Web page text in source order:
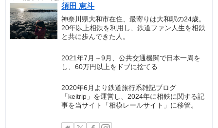
須田 恵斗
神奈川県大和市在住、最寄りは大和駅の24歳。
20年以上相鉄を利用し、鉄道ファン人生を相鉄
と共に歩んできた人。
2021年7月～9月、公共交通機関で日本一周を
し、60万円以上をドブに捨てる
2020年6月より鉄道旅行系雑記ブログ
「keitrip」を運営し、2024年に相鉄に関する記
事を当サイト「相模レールサイト」に移管。